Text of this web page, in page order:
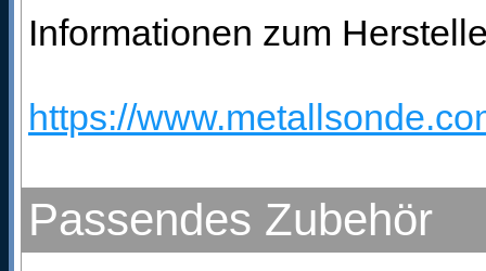
Informationen zum
https://
Passendes Zubehör